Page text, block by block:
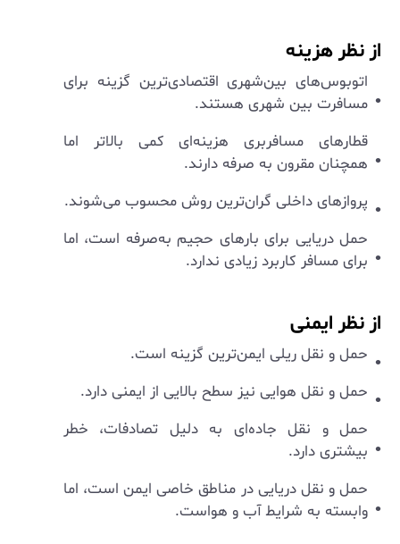
از نظر هزینه
اتوبوس‌های بین‌شهری اقتصادی‌ترین گزینه برای
مسافرت بین شهری هستند.
قطارهای مسافربری هزینه‌ای کمی بالاتر اما
همچنان مقرون به صرفه دارند.
پروازهای داخلی گران‌ترین روش محسوب می‌شوند.
حمل دریایی برای بارهای حجیم به‌صرفه است، اما
برای مسافر کاربرد زیادی ندارد.
از نظر ایمنی
حمل و نقل ریلی ایمن‌ترین گزینه است.
حمل و نقل هوایی نیز سطح بالایی از ایمنی دارد.
حمل و نقل جاده‌ای به دلیل تصادفات، خطر
بیشتری دارد.
حمل و نقل دریایی در مناطق خاصی ایمن است، اما
وابسته به شرایط آب و هواست.